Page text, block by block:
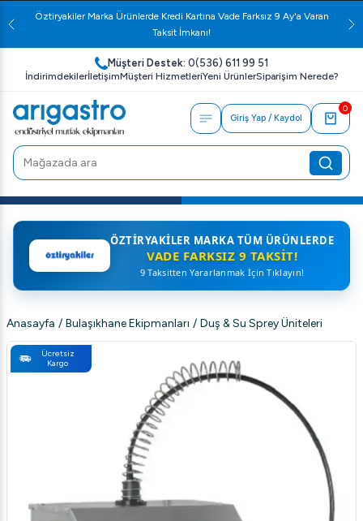
Öztiryakiler Marka Ürünlerde Kredi Kartına Vade Farksız 9 Ay'a Varan
Taksit İmkanı!
Müşteri Destek: 0(536) 611 99 51
İndirimdekilerİletişimMüşteri HizmetleriYeni ÜrünlerSiparişim Nerede?
Giriş Yap / Kaydol
0
ÖZTIRYAKILER MARKA TÜM ÜRÜNLERDE
VADE FARKSIZ 9 TAKSIT!
9 Taksitten Yararlanmak İçin Tıklayın!
Anasayfa / Bulaşıkhane Ekipmanları / Duş & Su Sprey Üniteleri
Ücretsiz
Kargo